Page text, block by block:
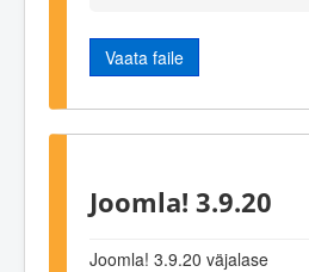
Vaata faile
Joomla! 3.9.20
Joomla! 3.9.20 väjalase